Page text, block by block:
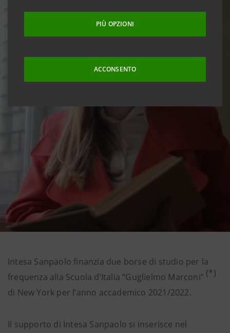
PIÙ OPZIONI
ACCONSENTO
Intesa Sanpaolo finanzia due borse di studio per la
frequenza alla Scuola d’Italia “Guglielmo Marconi” (*)
di New York per l’anno accademico 2021/2022.
Il supporto di Intesa Sanpaolo si inserisce nel